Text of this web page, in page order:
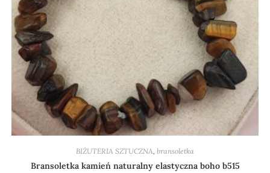
BIŻUTERIA SZTUCZNA bransoletka
Bransoletka kamień naturalny elastyczna boho b515